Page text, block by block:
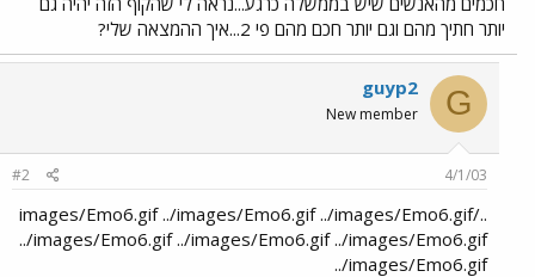
יותר חתיך מהם וגם יותר חכם מהם פי 2...איך ההמצאה שלי?
G
guyp2
New member
4/1/03
#2
../images/Emo6.gif ../images/Emo6.gif ../images/Emo6.gif
../images/Emo6.gif ../images/Emo6.gif ../images/Emo6.gif
../images/Emo6.gif